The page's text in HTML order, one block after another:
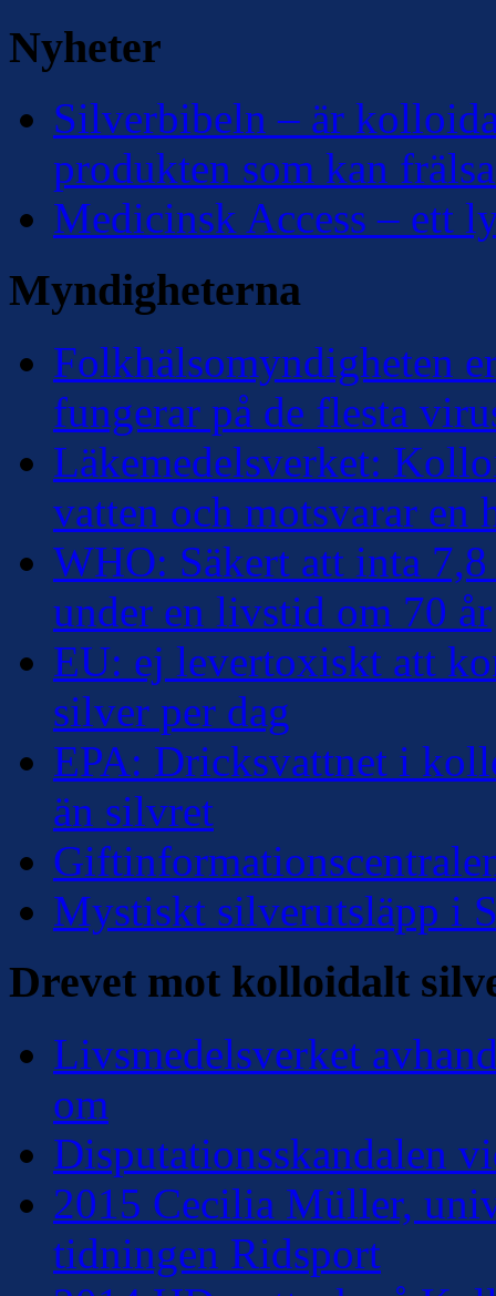
Nyheter
Silverbibeln – är
produkten som kan
Medicinsk Access – ett
Myndigheterna
Folkhälsomyndigheten
fungerar på de flesta
Läkemedelsverket:
vatten och motsvarar en
WHO: Säkert att inta
under en livstid om 70 år
EU: ej levertoxiskt att
silver per dag
EPA: Dricksvattnet i
än silvret
Mystiskt silverutsläpp i
Drevet mot kolloidalt
Livsmedelsverket
om
Disputationsskandalen
2015 Cecilia Müller,
tidningen Ridsport